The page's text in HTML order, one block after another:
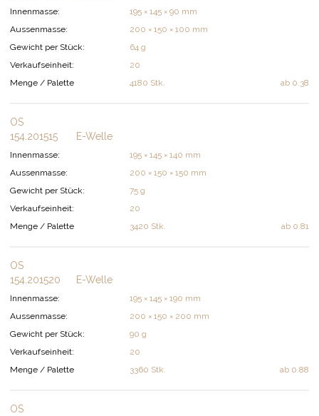
ab 0.38
Innenmasse:
195 × 145 × 90 mm
Aussenmasse:
200 × 150 × 100 mm
Gewicht per Stück:
64 g
Verkaufseinheit:
20
Menge / Palette
4180 Stk.
ab 0.81
OS
154.201515
E-Welle
Innenmasse:
195 × 145 × 140 mm
Aussenmasse:
200 × 150 × 150 mm
Gewicht per Stück:
75 g
Verkaufseinheit:
20
Menge / Palette
3420 Stk.
ab 0.88
OS
154.201520
E-Welle
Innenmasse:
195 × 145 × 190 mm
Aussenmasse:
200 × 150 × 200 mm
Gewicht per Stück:
90 g
Verkaufseinheit:
20
Menge / Palette
3360 Stk.
OS